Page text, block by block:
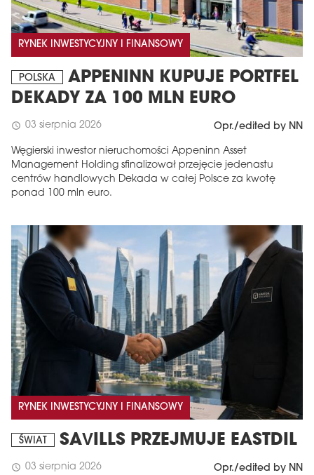
RYNEK INWESTYCYJNY I FINANSOWY
POLSKA
APPENINN KUPUJE PORTFEL
DEKADY ZA 100 MLN EURO
schedule 03 sierpnia 2026 Opr./edited by NN
Węgierski inwestor nieruchomości Appeninn Asset
Management Holding sfinalizował przejęcie jedenastu
centrów handlowych Dekada w całej Polsce za kwotę
ponad 100 mln euro.
RYNEK INWESTYCYJNY I FINANSOWY
ŚWIAT SAVILLS PRZEJMUJE EASTDIL
schedule 03 sierpnia 2026 Opr./edited by NN